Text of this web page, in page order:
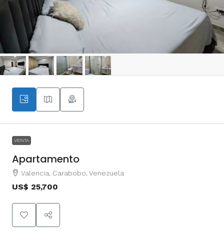
VENTA
Apartamento
Valencia, Carabobo, Venezuela
US$ 25,700